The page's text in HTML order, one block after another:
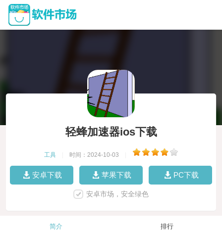
轻蜂加速器ios下载
工具 时间：2024-10-03
安卓下载 苹果下载 PC下载
安卓市场，安全绿色
简介 排行